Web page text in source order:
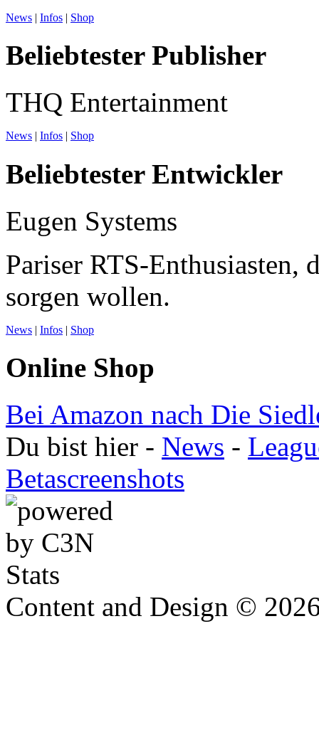
News | Infos | Shop
Beliebtester Publisher
THQ Entertainment
News | Infos | Shop
Beliebtester Entwickler
Eugen Systems
Pariser RTS-
sorgen wollen.
News | Infos | Shop
Online Shop
Bei Amazon nach Die
Du bist hier - News -
Betascreenshots
Content and Design ©